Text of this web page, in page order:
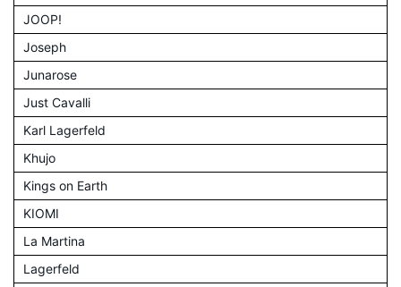
JOOP!
Joseph
Junarose
Just Cavalli
Karl Lagerfeld
Khujo
Kings on Earth
KIOMI
La Martina
Lagerfeld